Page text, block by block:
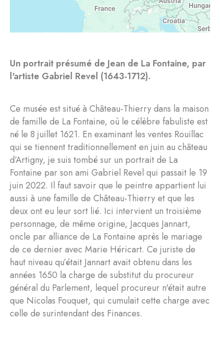
Un portrait présumé de Jean de La Fontaine, par
l'artiste Gabriel Revel (1643-1712).
Ce musée est situé à Château-Thierry dans la maison
de famille de La Fontaine, où le célèbre fabuliste est
né le 8 juillet 1621. En examinant les ventes Rouillac
qui se tiennent traditionnellement en juin au château
d’Artigny, je suis tombé sur un portrait de La
Fontaine par son ami Gabriel Revel qui passait le 19
juin 2022. Il faut savoir que le peintre appartient lui
aussi à une famille de Château-Thierry et que les
deux ont eu leur sort lié. Ici intervient un troisième
personnage, de même origine, Jacques Jannart,
oncle par alliance de La Fontaine après le mariage
de ce dernier avec Marie Héricart. Ce juriste de
haut niveau qu’était Jannart avait obtenu dans les
années 1650 la charge de substitut du procureur
général du Parlement, lequel procureur n'était autre
que Nicolas Fouquet, qui cumulait cette charge avec
celle de surintendant des Finances.